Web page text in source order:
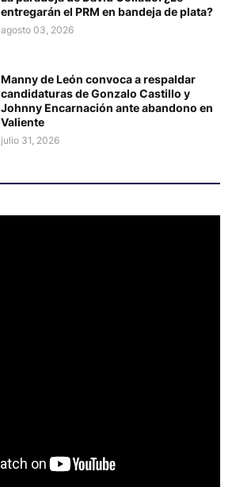
entregarán el PRM en bandeja de plata?
agosto 03, 2026
Manny de León convoca a respaldar
candidaturas de Gonzalo Castillo y
Johnny Encarnación ante abandono en
Valiente
julio 31, 2026